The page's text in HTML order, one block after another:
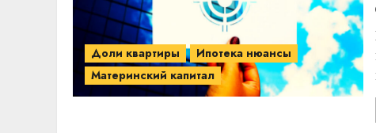
Доли квартиры
Ипотека нюансы
Материнский капитал